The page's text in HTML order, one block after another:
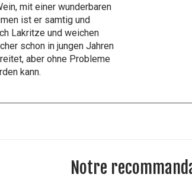
mit einer wunderbaren
ist er samtig und
Lakritze und weichen
schon in jungen Jahren
aber ohne Probleme
kann.
Notre